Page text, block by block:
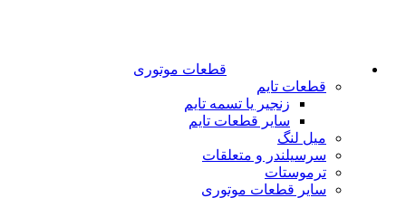
قطعات موتوری
قطعات تایم
زنجیر یا تسمه تایم
سایر قطعات تایم
میل لنگ
سرسیلندر و متعلقات
ترموستات
سایر قطعات موتوری